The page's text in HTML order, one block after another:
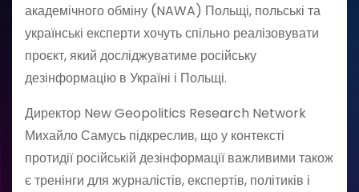
академічного обміну (NAWA) Польщі, польські та
українські експерти хочуть спільно реалізовувати
проєкт, який досліджуватиме російську
дезінформацію в Україні і Польщі.
Директор New Geopolitics Research Network
Михайло Самусь підкреслив, що у контексті
протидії російській дезінформації важливими також
є тренінги для журналістів, експертів, політиків і